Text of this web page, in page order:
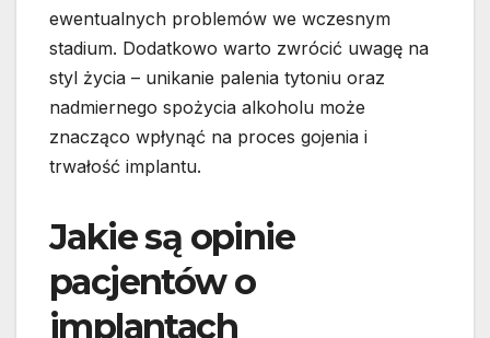
ewentualnych problemów we wczesnym
stadium. Dodatkowo warto zwrócić uwagę na
styl życia – unikanie palenia tytoniu oraz
nadmiernego spożycia alkoholu może
znacząco wpłynąć na proces gojenia i
trwałość implantu.
Jakie są opinie
pacjentów o
implantach